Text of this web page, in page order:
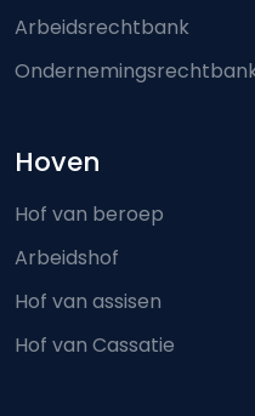
Arbeidsrechtbank
Hoven
Hof van beroep
Arbeidshof
Hof van assisen
Hof van Cassatie